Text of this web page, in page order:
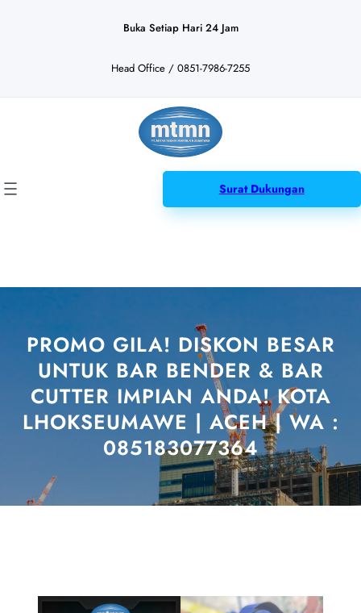
Buka Setiap Hari 24 Jam
Head Office / 0851-7986-7255
Surat Dukungan
PROMO GILA! DISKON BESAR
UNTUK BAR BENDER & BAR
CUTTER IMPIAN ANDA! KOTA
LHOKSEUMAWE | ACEH | WA :
085183077364